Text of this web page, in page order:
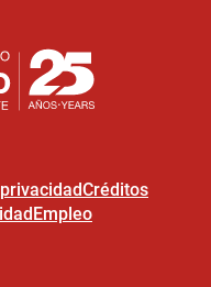
Créditos
Empleo